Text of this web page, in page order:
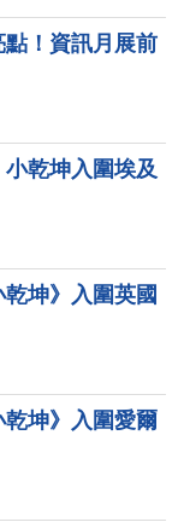
！資訊月展前
乾坤入圍埃及
坤》入圍英國
坤》入圍愛爾